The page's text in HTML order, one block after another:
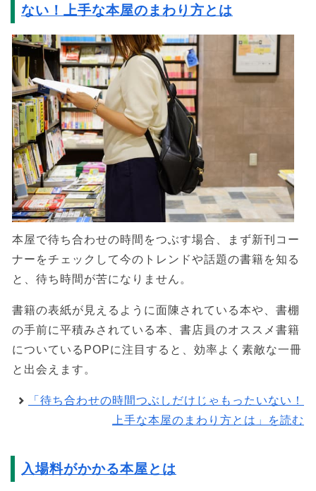
ない！上手な本屋のまわり方とは
本屋で待ち合わせの時間をつぶす場合、まず新刊コー
ナーをチェックして今のトレンドや話題の書籍を知る
と、待ち時間が苦になりません。
書籍の表紙が見えるように面陳されている本や、書棚
の手前に平積みされている本、書店員のオススメ書籍
についているPOPに注目すると、効率よく素敵な一冊
と出会えます。
「待ち合わせの時間つぶしだけじゃもったいない！
上手な本屋のまわり方とは」を読む
入場料がかかる本屋とは